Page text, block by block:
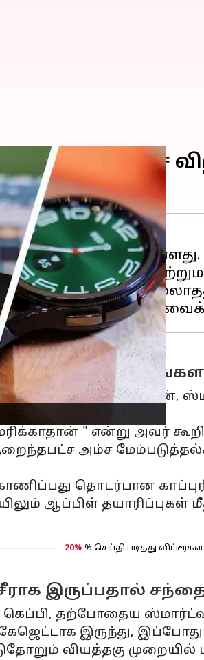
ஸ்மார்ட்வாட்ச்
ஆம் ஆண்டில் சாதன
, புதிய அம்சங்கள்
அன்ஷிகா ஜெயின்,
" என்று அவர்
அம்ச
தொடர்பான
ஆப்பிள்
20% % செய்தி படித்து விட்டீர்கள்
இருப்பதால் சந்தை
தற்போதைய
இருந்து,
வியத்தகு முறையில்